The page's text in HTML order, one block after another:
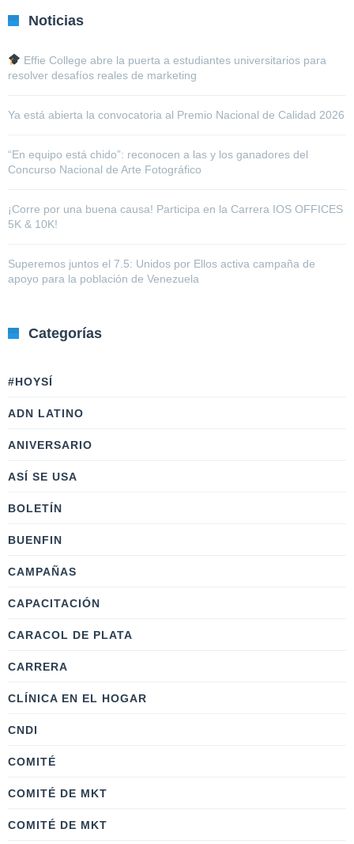
Noticias
Effie College abre la puerta a estudiantes universitarios para
resolver desafíos reales de marketing
Ya está abierta la convocatoria al Premio Nacional de Calidad 2026
“En equipo está chido”: reconocen a las y los ganadores del
Concurso Nacional de Arte Fotográfico
¡Corre por una buena causa! Participa en la Carrera IOS OFFICES
5K & 10K!
Superemos juntos el 7.5: Unidos por Ellos activa campaña de
apoyo para la población de Venezuela
Categorías
#HOYSÍ
ADN LATINO
ANIVERSARIO
ASÍ SE USA
BOLETÍN
BUENFIN
CAMPAÑAS
CAPACITACIÓN
CARACOL DE PLATA
CARRERA
CLÍNICA EN EL HOGAR
CNDI
COMITÉ
COMITÉ DE MKT
COMITÉ DE MKT